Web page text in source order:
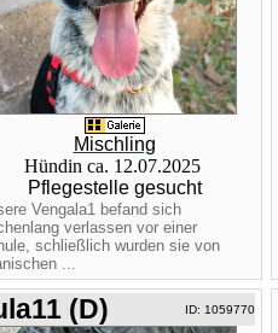
Mischling
Hündin ca. 12.07.2025
Pflegestelle gesucht
Vengala1 befand sich
verlassen vor einer
schließlich wurden sie von
...
(D) ID: 1059770